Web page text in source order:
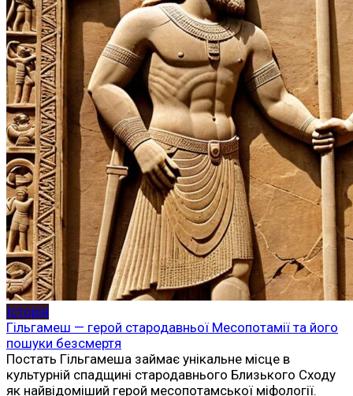
Історія
Гільгамеш — герой стародавньої Месопотамії та його
пошуки безсмертя
Постать Гільгамеша займає унікальне місце в
культурній спадщині стародавнього Близького Сходу
як найвідоміший герой месопотамської міфології.